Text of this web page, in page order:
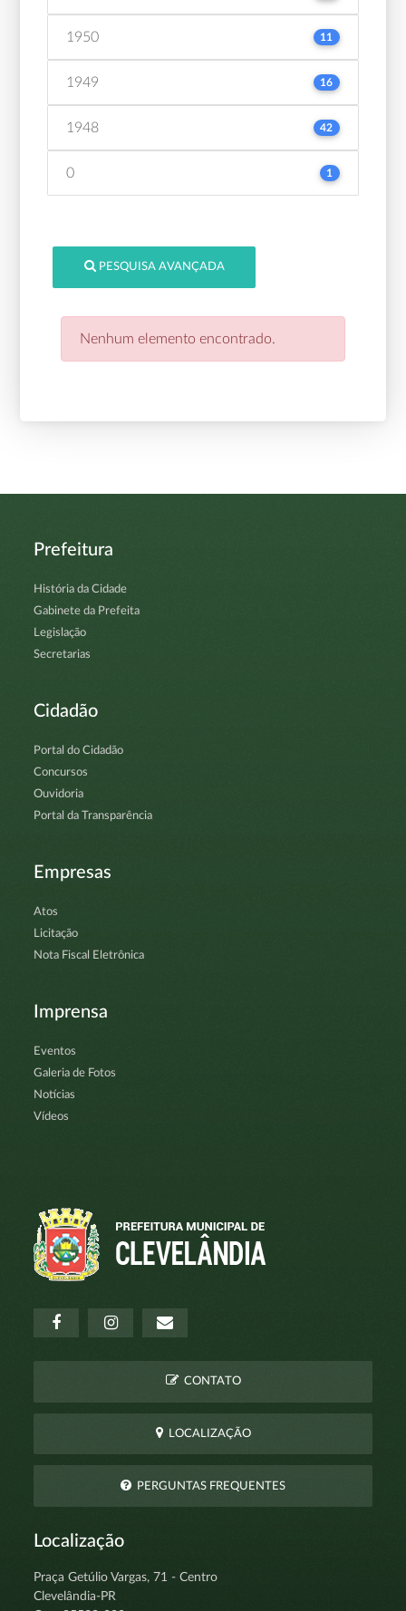
1950 11
1949 16
1948 42
0 1
PESQUISA AVANÇADA
Nenhum elemento encontrado.
Prefeitura
História da Cidade
Gabinete da Prefeita
Legislação
Secretarias
Cidadão
Portal do Cidadão
Concursos
Ouvidoria
Portal da Transparência
Empresas
Atos
Licitação
Nota Fiscal Eletrônica
Imprensa
Eventos
Galeria de Fotos
Notícias
Vídeos
CONTATO
LOCALIZAÇÃO
PERGUNTAS FREQUENTES
Localização
Praça Getúlio Vargas, 71 - Centro
Clevelândia-PR